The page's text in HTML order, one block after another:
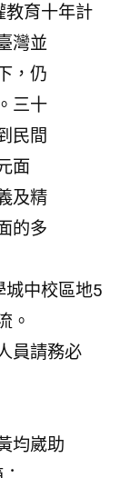
教育十年計
灣並
，仍
三十
民間
面
及精
的多
中校區地5
。
員請務必
均崴助